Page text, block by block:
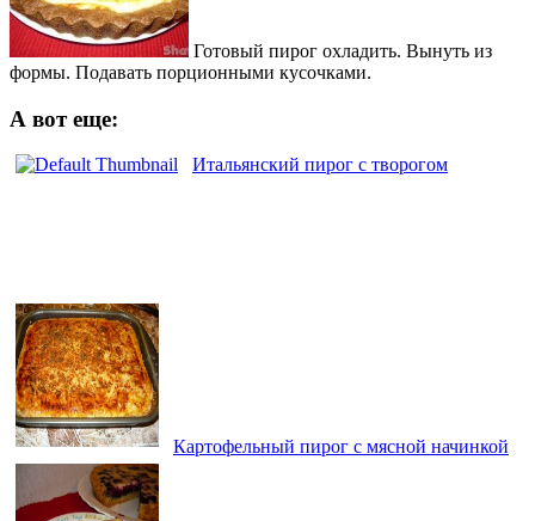
Готовый пирог охладить. Вынуть из
формы. Подавать порционными кусочками.
А вот еще:
Итальянский пирог с творогом
Картофельный пирог с мясной начинкой